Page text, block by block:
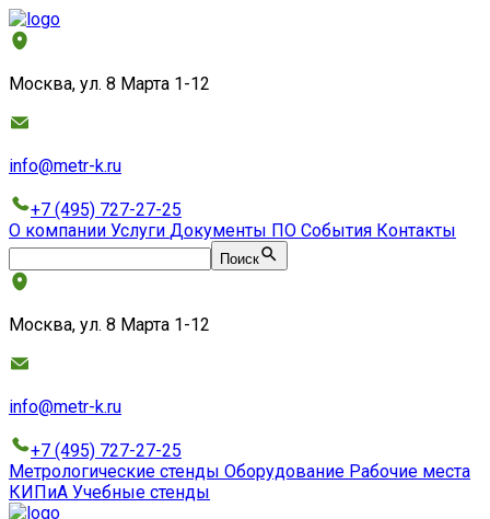
Москва, ул. 8 Марта 1-12
info@metr-k.ru
+7 (495) 727-27-25
О компании Услуги Документы ПО События Контакты
Поиск
Москва, ул. 8 Марта 1-12
info@metr-k.ru
+7 (495) 727-27-25
Метрологические стенды Оборудование Рабочие места
КИПиА Учебные стенды